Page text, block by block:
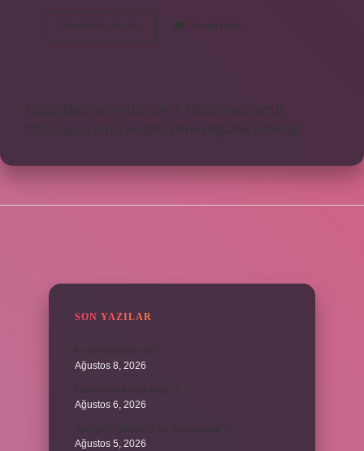
Yorum Bırak
https://biyomuhendis.com.tr
https://nup.com.tr
knight online nttgame Sitemap
SON YAZILAR
Ağustos 8, 2026
Ağustos 6, 2026
Ağustos 5, 2026